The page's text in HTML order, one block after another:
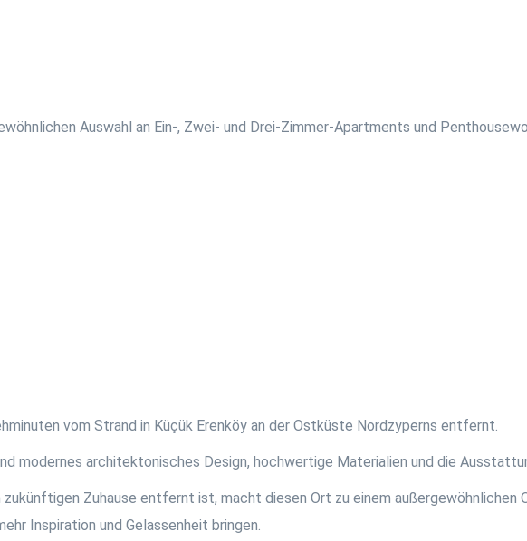
Auswahl an Ein-, Zwei- und Drei-Zimmer-Apartments und
vom Strand in Küçük Erenköy an der Ostküste Nordzyperns entfernt.
modernes architektonisches Design, hochwertige Materialien und die
Zuhause entfernt ist, macht diesen Ort zu einem außergewöhnlichen
Inspiration und Gelassenheit bringen.